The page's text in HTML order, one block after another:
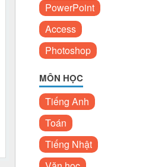
PowerPoint
Access
Photoshop
MÔN HỌC
Tiếng Anh
Toán
Tiếng Nhật